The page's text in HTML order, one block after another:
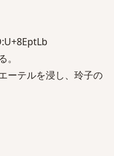
ーテルを浸し、玲子の